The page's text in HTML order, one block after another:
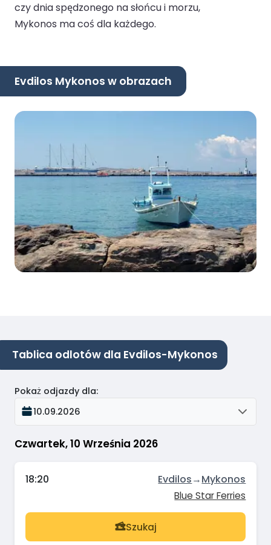
czy dnia spędzonego na słońcu i morzu,
Mykonos ma coś dla każdego.
Evdilos Mykonos w obrazach
Tablica odlotów dla Evdilos-Mykonos
Czwartek, 10 Września 2026
Pokaż odjazdy dla:
10.09.2026
18:20 Evdilos→Mykonos
Blue Star Ferries
Szukaj